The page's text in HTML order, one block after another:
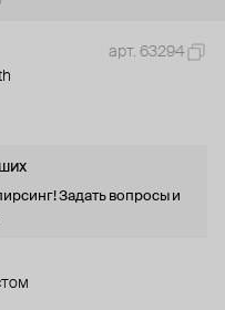
арт. 63294
Задать вопросы и